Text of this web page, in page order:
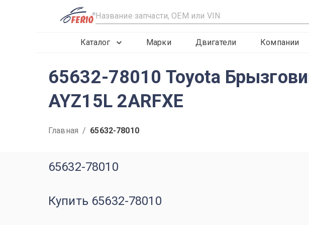
R
Каталог Марки Двигатели Компании
65632-78010 Toyota
AYZ15L 2ARFXE
Главная / 65632-78010
65632-78010
Купить 65632-78010